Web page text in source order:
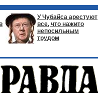
У Чубайса арестуют
все, что нажито
непосильным
трудом